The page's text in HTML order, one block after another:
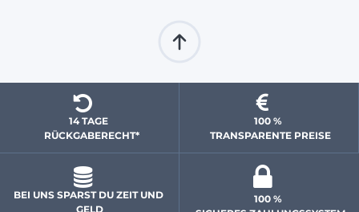
14 TAGE
  RÜCKGABERECHT*
100 %
TRANSPARENTE PREISE
BEI UNS SPARST DU ZEIT UND
GELD
100 %